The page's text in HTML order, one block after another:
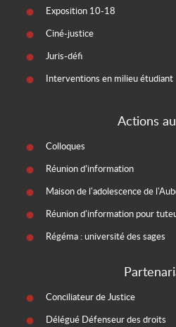
Exposition 10-18
Ciné-justice
Juris-défi
Interventions en milieu étudiant
Actions
Colloques
Réunion d’information
Maison de l'adolescence de
Réunion d'information pour
Régéma : université des sages
Conciliateur de Justice
Délégué Défenseur des droits